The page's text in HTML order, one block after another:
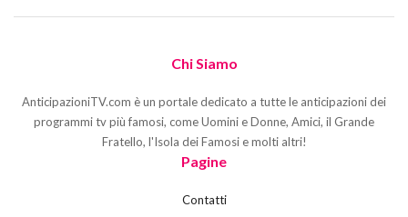
Chi Siamo
AnticipazioniTV.com è un portale dedicato a tutte le anticipazioni dei
programmi tv più famosi, come Uomini e Donne, Amici, il Grande
Fratello, l'Isola dei Famosi e molti altri!
Pagine
Contatti